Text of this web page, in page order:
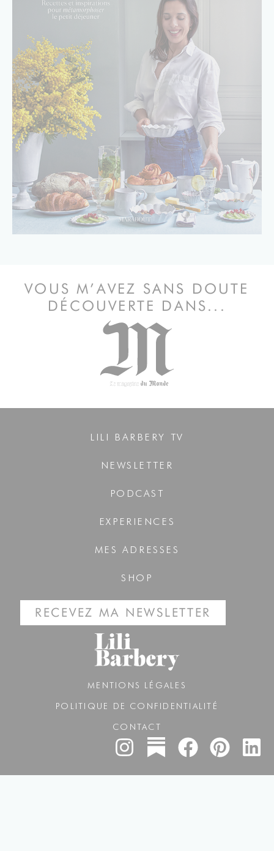
VOUS M’AVEZ SANS DOUTE
DÉCOUVERTE DANS...
LILI BARBERY TV
NEWSLETTER
PODCAST
EXPERIENCES
MES ADRESSES
SHOP
RECEVEZ MA NEWSLETTER
MENTIONS LÉGALES
POLITIQUE DE CONFIDENTIALITÉ
CONTACT